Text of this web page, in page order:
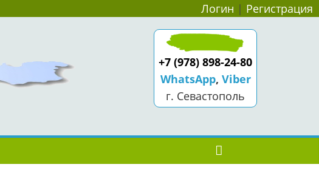
Логин | Регистрация
+7 (978) 898-24-80
WhatsApp, Viber
г. Севастополь